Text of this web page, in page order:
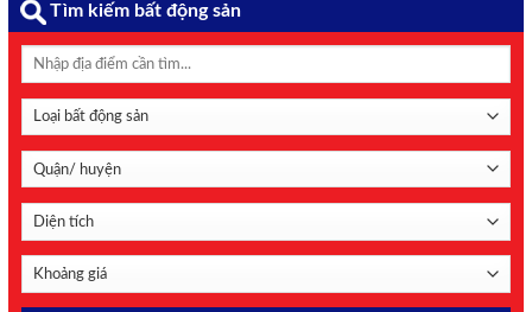
Tìm kiếm bất động sản